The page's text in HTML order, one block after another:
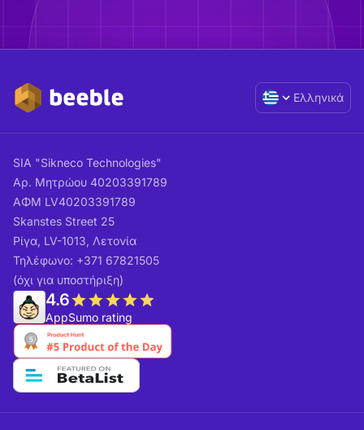
Ελληνικά
SIA "Sikneco Technologies"
Αρ. Μητρώου 40203391789
ΑΦΜ LV40203391789
Skanstes Street 25
Ρίγα, LV-1013, Λετονία
Τηλέφωνο: +371 67821505
(όχι για υποστήριξη)
4.6
AppSumo rating